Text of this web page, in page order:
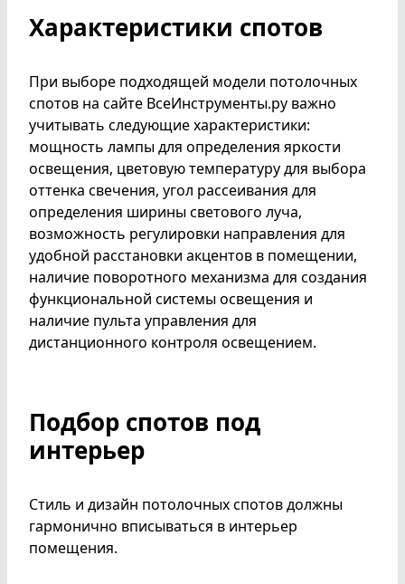
Характеристики спотов
При выборе подходящей модели потолочных
спотов на сайте ВсеИнструменты.ру важно
учитывать следующие характеристики:
мощность лампы для определения яркости
освещения, цветовую температуру для выбора
оттенка свечения, угол рассеивания для
определения ширины светового луча,
возможность регулировки направления для
удобной расстановки акцентов в помещении,
наличие поворотного механизма для создания
функциональной системы освещения и
наличие пульта управления для
дистанционного контроля освещением.
Подбор спотов под
интерьер
Стиль и дизайн потолочных спотов должны
гармонично вписываться в интерьер
помещения.